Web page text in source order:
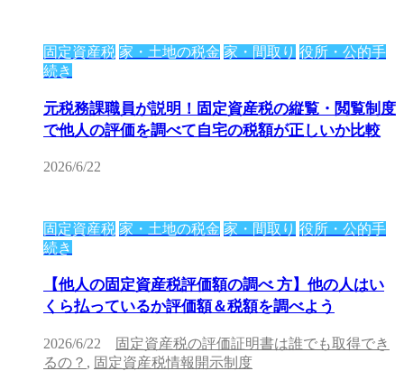
固定資産税 家・土地の税金 家・間取り 役所・公的手
続き
元税務課職員が説明！固定資産税の縦覧・閲覧制度
で他人の評価を調べて自宅の税額が正しいか比較
2026/6/22
固定資産税 家・土地の税金 家・間取り 役所・公的手
続き
【他人の固定資産税評価額の調べ 方】他の人はい
くら払っているか評価額＆税額を調べよう
2026/6/22
固定資産税の評価証明書は誰でも取得でき
るの？ , 固定資産税情報開示制度